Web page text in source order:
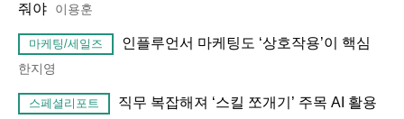
줘야
이용훈
마케팅/세일즈 인플루언서 마케팅도 ‘상호작용’이 핵심
한지영
스페셜리포트
직무 복잡해져 ‘스킬 쪼개기’ 주목 AI 활용